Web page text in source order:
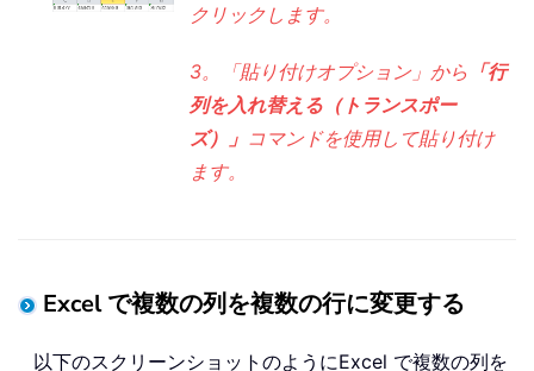
クリックします。
3。「貼り付けオプション」から 「行
列を入れ替える（トランスポー
ズ）」 コマンドを使用して貼り付け
ます。
Excel で複数の列を複数の行に変更する
以下のスクリーンショットのようにExcel で複数の列を